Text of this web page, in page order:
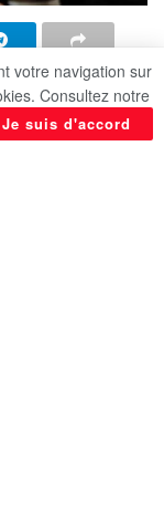
de son
le
votre navigation sur
Consultez notre
Je suis d'accord